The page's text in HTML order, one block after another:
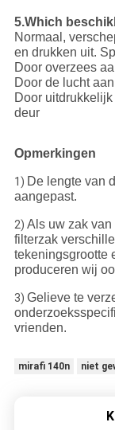
5.Which
Normaal,
en drukken uit.
Door overzees
Door de lucht
Door
deur
Opmerkingen
1) De lengte van
aangepast.
2) Als uw zak van
filterzak
tekeningsgrootte
produceren wij
3) Gelieve te
vrienden.
mirafi 140n niet